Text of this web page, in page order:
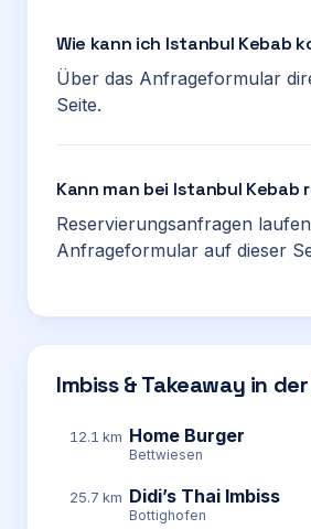
Wie kann ich Istanbul Kebab
Über das Anfrageformular
Seite.
Kann man bei Istanbul Kebab
Reservierungsanfragen
Anfrageformular auf dieser
Imbiss & Takeaway in
12.1 km Home Burger
Bettwiesen
25.7 km Didi’s Thai Imbiss
Bottighofen